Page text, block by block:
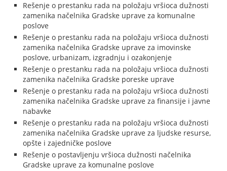
Rešenje o prestanku rada na položaju vršioca dužnosti
zamenika načelnika Gradske uprave za komunalne
poslove
Rešenje o prestanku rada na položaju vršioca dužnosti
zamenika načelnika Gradske uprave za imovinske
poslove, urbanizam, izgradnju i ozakonjenje
Rešenje o prestanku rada na položaju vršioca dužnosti
zamenika načelnika Gradske poreske uprave
Rešenje o prestanku rada na položaju vršioca dužnosti
zamenika načelnika Gradske uprave za finansije i javne
nabavke
Rešenje o prestanku rada na položaju vršioca dužnosti
zamenika načelnika Gradske uprave za ljudske resurse,
opšte i zajedničke poslove
Rešenje o postavljenju vršioca dužnosti načelnika
Gradske uprave za komunalne poslove